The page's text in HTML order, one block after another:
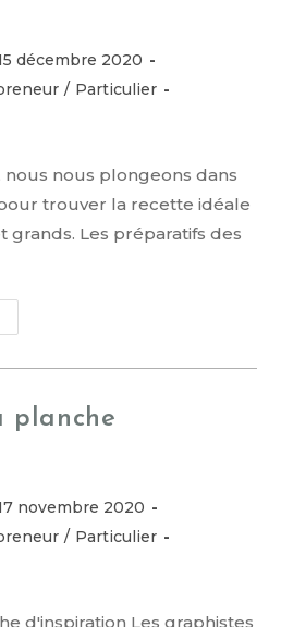
décembre 2020
/ Particulier
nous nous plongeons dans
trouver la recette idéale
grands. Les préparatifs des
planche
novembre 2020
/ Particulier
d'inspiration Les graphistes